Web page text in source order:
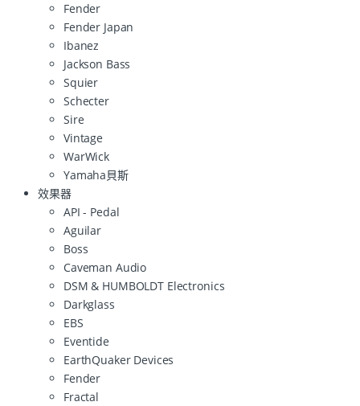
Fender
Fender Japan
Ibanez
Jackson Bass
Squier
Schecter
Sire
Vintage
WarWick
Yamaha貝斯
效果器
API - Pedal
Aguilar
Boss
Caveman Audio
DSM & HUMBOLDT Electronics
Darkglass
EBS
Eventide
EarthQuaker Devices
Fender
Fractal